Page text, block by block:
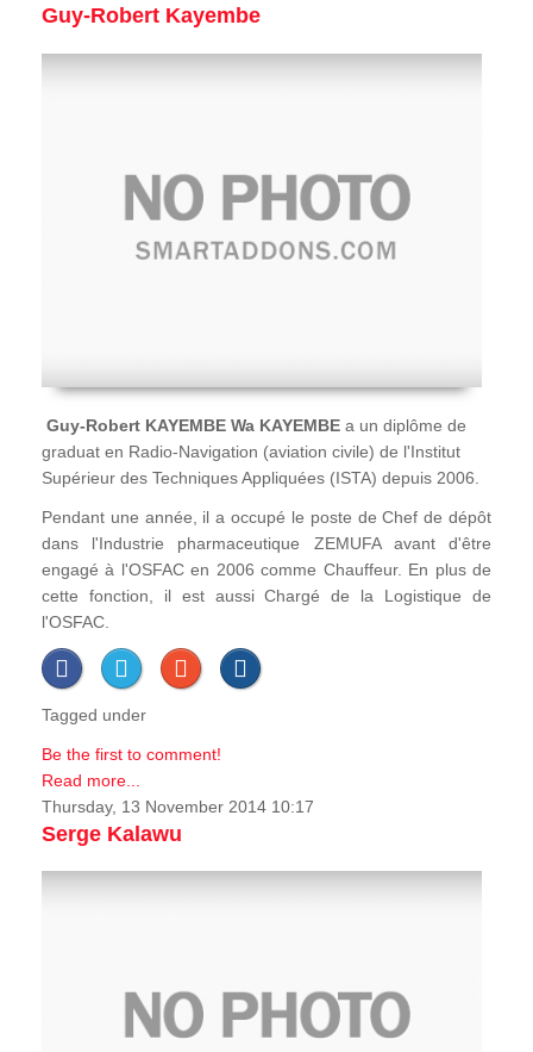
Guy-Robert Kayembe
Guy-Robert KAYEMBE Wa KAYEMBE a un diplôme de
graduat en Radio-Navigation (aviation civile) de l'Institut
Supérieur des Techniques Appliquées (ISTA) depuis 2006.
Pendant une année, il a occupé le poste de Chef de dépôt
dans l'Industrie pharmaceutique ZEMUFA avant d'être
engagé à l'OSFAC en 2006 comme Chauffeur. En plus de
cette fonction, il est aussi Chargé de la Logistique de
l'OSFAC.
Tagged under
Be the first to comment!
Read more...
Thursday, 13 November 2014 10:17
Serge Kalawu